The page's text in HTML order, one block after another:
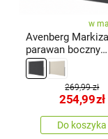
w
Avenberg
parawan boczny
Roxane,
269,99 zł
254,99zł
Do koszyka